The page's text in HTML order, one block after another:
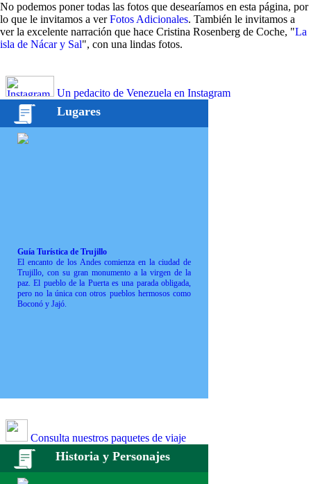
No podemos poner todas las fotos que desearíamos en esta página, por
lo que le invitamos a verFotos Adicionales. También le invitamos a
ver la excelente narración que hace Cristina Rosenberg de Coche, "La
isla de Nácar y Sal", con una lindas fotos.
Un pedacito de Venezuela en Instagram
Lugares
Guía Turística de Trujillo
El encanto de los Andes comienza en la ciudad de
Trujillo, con su gran monumento a la virgen de la
paz. El pueblo de la Puerta es una parada obligada,
pero no la única con otros pueblos hermosos como
Boconó y Jajó.
Consulta nuestros paquetes de viaje
Historia y Personajes